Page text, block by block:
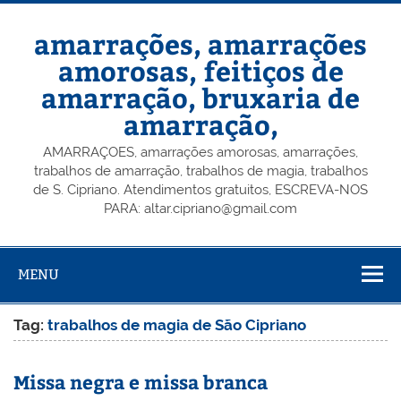
Skip
amarrações, amarrações
amorosas, feitiços de
amarração, bruxaria de
amarração,
AMARRAÇOES, amarrações amorosas, amarrações,
trabalhos de amarração, trabalhos de magia, trabalhos
de S. Cipriano. Atendimentos gratuitos, ESCREVA-NOS
PARA: altar.cipriano@gmail.com
MENU
Tag:trabalhos de magia de São Cipriano
Missa negra e missa branca